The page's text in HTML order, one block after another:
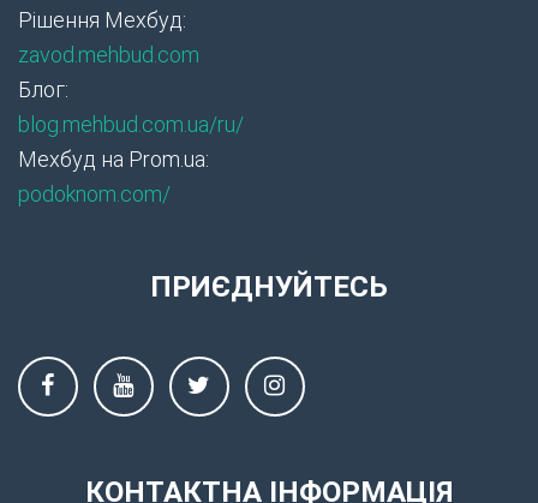
Рішення Мехбуд:
zavod.mehbud.com
Блог:
blog.mehbud.com.ua/ru/
Мехбуд на Prom.ua:
podoknom.com/
ПРИЄДНУЙТЕСЬ
КОНТАКТНА ІНФОРМАЦІЯ